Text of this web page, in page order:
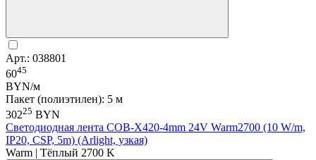
Арт.: 038801
6045
BYN/м
Пакет (полиэтилен): 5 м
30225 BYN
Светодиодная лента COB-X420-4mm 24V Warm2700 (10 W/m,
IP20, CSP, 5m) (Arlight, узкая)
Warm | Тёплый 2700 K